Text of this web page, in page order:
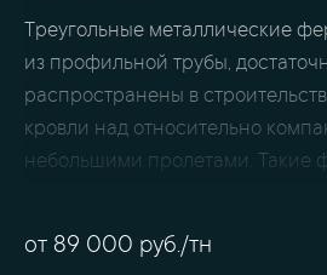
Треугольные металлические
из профильной трубы,
распространены в
кровли над относительно
небольшими пролетами. Такие
компонентов конечной
от 89 000 руб./тн